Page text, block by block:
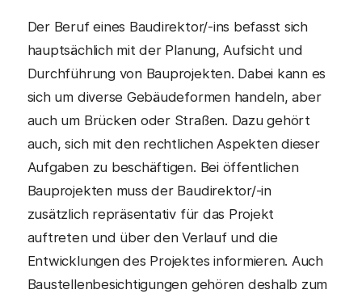
Der Beruf eines Baudirektor/-ins befasst sich
hauptsächlich mit der Planung, Aufsicht und
Durchführung von Bauprojekten. Dabei kann es
sich um diverse Gebäudeformen handeln, aber
auch um Brücken oder Straßen. Dazu gehört
auch, sich mit den rechtlichen Aspekten dieser
Aufgaben zu beschäftigen. Bei öffentlichen
Bauprojekten muss der Baudirektor/-in
zusätzlich repräsentativ für das Projekt
auftreten und über den Verlauf und die
Entwicklungen des Projektes informieren. Auch
Baustellenbesichtigungen gehören deshalb zum